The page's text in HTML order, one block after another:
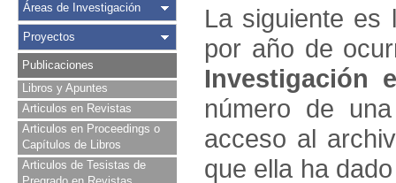
Áreas de Investigación
Proyectos
Publicaciones
Libros y Apuntes
Articulos en Revistas
Articulos en Proceedings o
Capítulos de Libros
Articulos de Tesistas de
La siguiente es
por año de
Investigación
número de
acceso al
que ella ha